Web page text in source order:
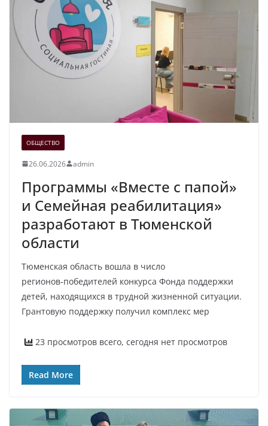
ОБЩЕСТВО
26.06.2026 admin
Программы «Вместе с папой»
и Семейная реабилитация»
разработают в Тюменской
области
Тюменская область вошла в число
регионов‑победителей конкурса Фонда поддержки
детей, находящихся в трудной жизненной ситуации.
Грантовую поддержку получил комплекс мер
23 просмотров всего, сегодня нет просмотров
Read More